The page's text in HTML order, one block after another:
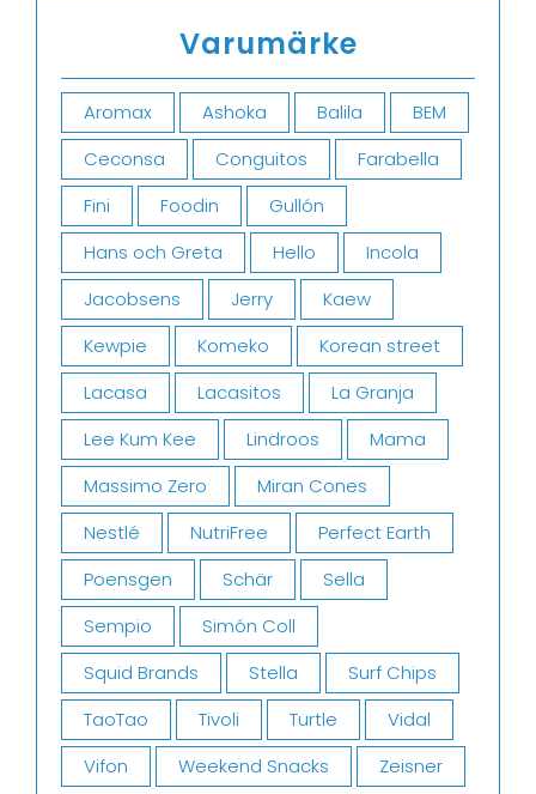
Varumärke
Aromax Ashoka Balila
BEM
Ceconsa
Conguitos
Farabella
Fini
Foodin
Gullón
Hans och Greta
Hello
Incola
Jacobsens
Jerry
Kaew
Kewpie
Komeko
Korean street
Lacasa
Lacasitos
La Granja
Lee Kum Kee
Lindroos
Mama
Massimo Zero
Miran Cones
Nestlé
NutriFree
Perfect Earth
Poensgen
Schär
Sella
Sempio
Simón Coll
Squid Brands
Stella
Surf Chips
TaoTao
Tivoli Turtle
Vidal
Vifon
Weekend Snacks Zeisner